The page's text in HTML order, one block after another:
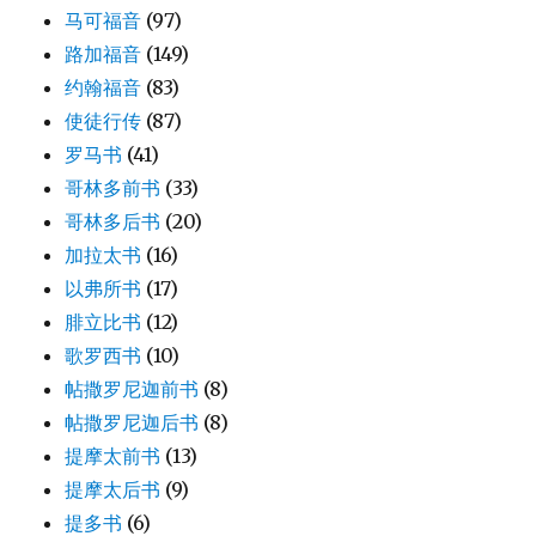
马可福音 (97)
路加福音 (149)
约翰福音 (83)
使徒行传 (87)
罗马书 (41)
哥林多前书 (33)
哥林多后书 (20)
加拉太书 (16)
以弗所书 (17)
腓立比书 (12)
歌罗西书 (10)
帖撒罗尼迦前书 (8)
帖撒罗尼迦后书 (8)
提摩太前书 (13)
提摩太后书 (9)
提多书 (6)